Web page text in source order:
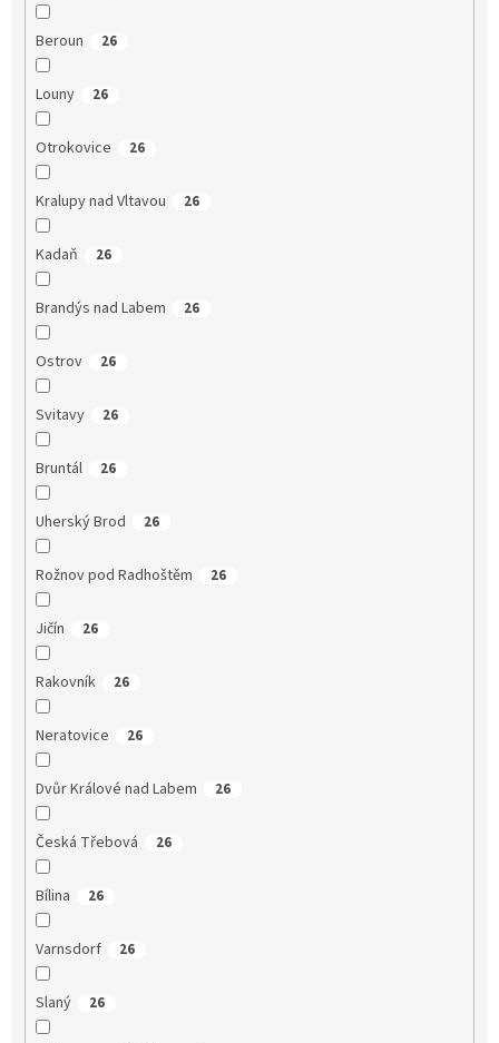
Beroun 26
Louny 26
Otrokovice 26
Kralupy nad Vltavou 26
Kadaň 26
Brandýs nad Labem 26
Ostrov 26
Svitavy 26
Bruntál 26
Uherský Brod 26
Rožnov pod Radhoštěm 26
Jičín 26
Rakovník 26
Neratovice 26
Dvůr Králové nad Labem 26
Česká Třebová 26
Bílina 26
Varnsdorf 26
Slaný 26